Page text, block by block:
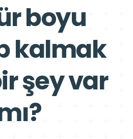
boyu
kalmak
şey var